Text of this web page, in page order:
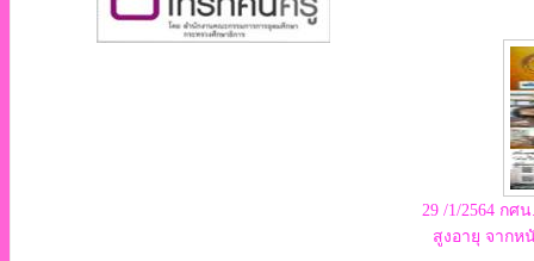
29 /1/2564 กศ
สูงอายุ จาก